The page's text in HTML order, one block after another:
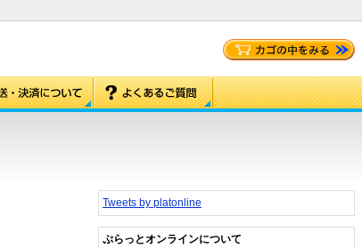
Tweets by platonline
ぷらっとオンラインについて